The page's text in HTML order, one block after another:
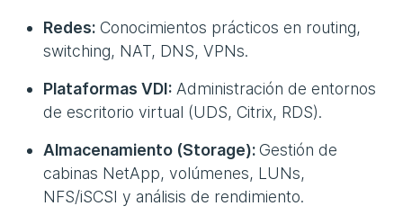
Redes: Conocimientos prácticos en routing,
switching, NAT, DNS, VPNs.
Plataformas VDI: Administración de entornos
de escritorio virtual (UDS, Citrix, RDS).
Almacenamiento (Storage):Gestión de
cabinas NetApp, volúmenes, LUNs,
NFS/iSCSI y análisis de rendimiento.